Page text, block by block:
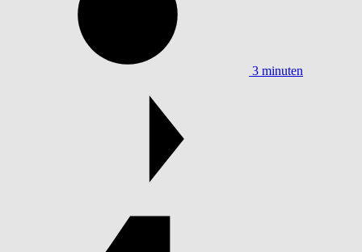
3 minuten